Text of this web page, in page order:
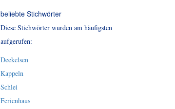
beliebte Stichwörter
Diese Stichwörter wurden am häufigsten
aufgerufen:
Deekelsen
Kappeln
Schlei
Ferienhaus